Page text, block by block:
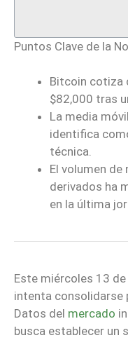
Puntos Clave de la
Bitcoin cotiza
$82,000 tras
La media
identifica
técnica.
El volumen
derivados ha
en la última
Este miércoles 13 de
intenta consolidarse
Datos del mercado
busca establecer un